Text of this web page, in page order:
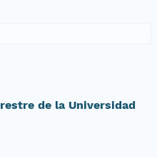
de la Universidad